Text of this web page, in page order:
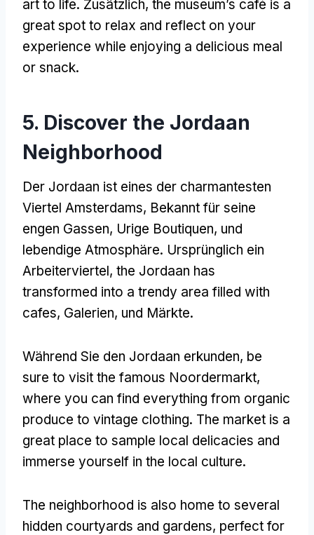
art to life. Zusätzlich, the museum’s café is a
great spot to relax and reflect on your
experience while enjoying a delicious meal
or snack.
5. Discover the Jordaan
Neighborhood
Der Jordaan ist eines der charmantesten
Viertel Amsterdams, Bekannt für seine
engen Gassen, Urige Boutiquen, und
lebendige Atmosphäre. Ursprünglich ein
Arbeiterviertel, the Jordaan has
transformed into a trendy area filled with
cafes, Galerien, und Märkte.
Während Sie den Jordaan erkunden, be
sure to visit the famous Noordermarkt,
where you can find everything from organic
produce to vintage clothing. The market is a
great place to sample local delicacies and
immerse yourself in the local culture.
The neighborhood is also home to several
hidden courtyards and gardens, perfect for